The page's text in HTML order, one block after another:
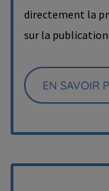
directement la
sur la
EN SAVOIR